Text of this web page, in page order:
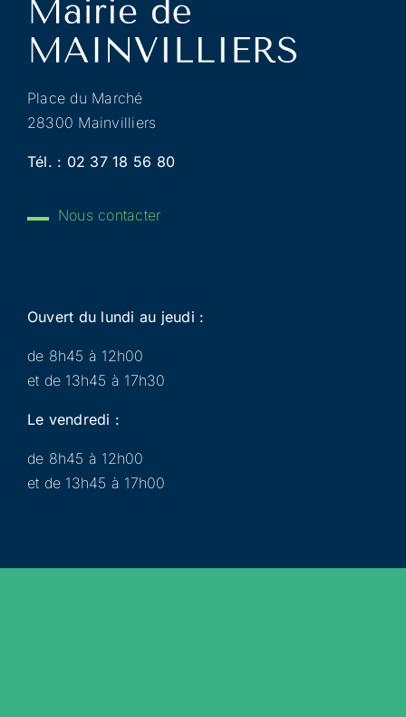
Place du Marché
28300 Mainvilliers
Tél. : 02 37 18 56 80
Nous contacter
Ouvert du lundi au jeudi :
de 8h45 à 12h00
et de 13h45 à 17h30
Le vendredi :
de 8h45 à 12h00
et de 13h45 à 17h00